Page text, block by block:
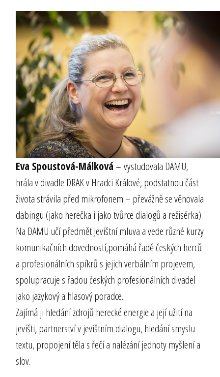
Eva Spoustová-Málková – vystudovala DAMU,
hrála v divadle DRAK v Hradci Králové, podstatnou část
života strávila před mikrofonem – převážně se věnovala
dabingu (jako herečka i jako tvůrce dialogů a režisérka).
Na DAMU učí předmět Jevištní mluva a vede různé kurzy
komunikačních dovedností,pomáhá řadě českých herců
a profesionálních spíkrů s jejich verbálním projevem,
spolupracuje s řadou českých profesionálních divadel
jako jazykový a hlasový poradce.
Zajímá ji hledání zdrojů herecké energie a její užití na
jevišti, partnerství v jevištním dialogu, hledání smyslu
textu, propojení těla s řečí a nalézání jednoty myšlení a
slov.